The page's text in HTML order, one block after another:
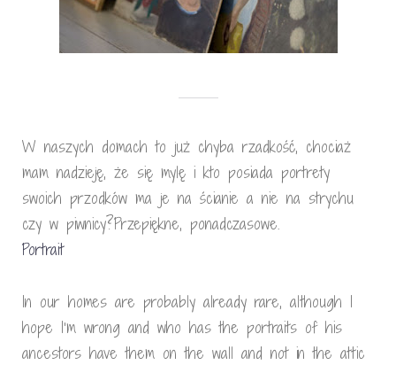
W naszych domach to już chyba rzadkość, chociaż
mam nadzieję, że się mylę i kto posiada portrety
swoich przodków ma je na ścianie a nie na strychu
czy w piwnicy?Przepiękne, ponadczasowe.
Portrait
In our homes are probably already rare, although I
hope I’m wrong and who has the portraits of his
ancestors have them on the wall and not in the attic